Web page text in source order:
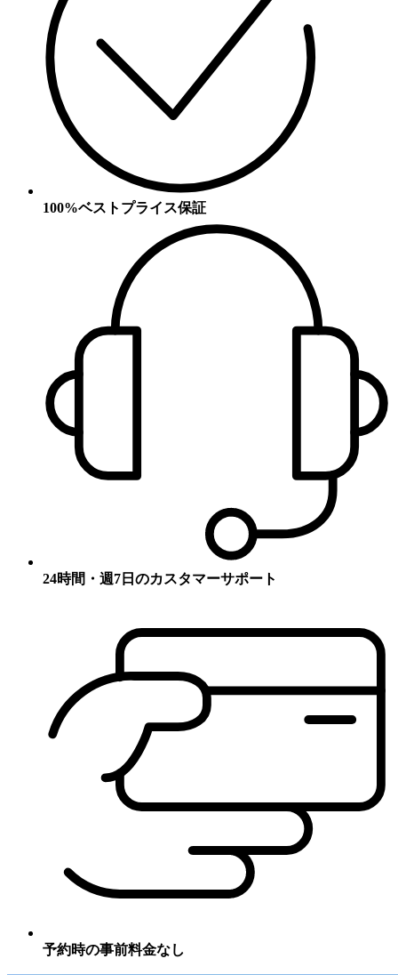
100%ベストプライス保証
24時間・週7日のカスタマーサポート
予約時の事前料金なし